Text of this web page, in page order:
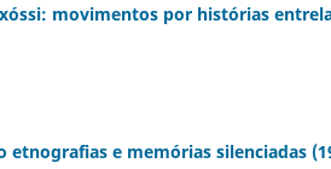
movimentos por histórias
e memórias silenciadas